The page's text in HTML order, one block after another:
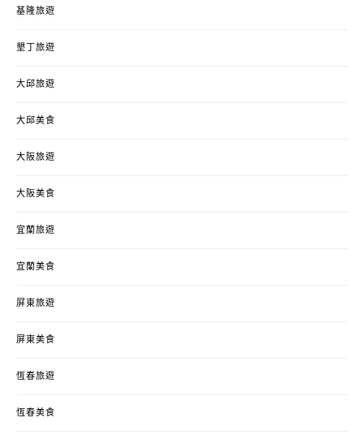
基隆旅遊
墾丁旅遊
大邱旅遊
大邱美食
大阪旅遊
大阪美食
宜蘭旅遊
宜蘭美食
屏東旅遊
屏東美食
恆春旅遊
恆春美食